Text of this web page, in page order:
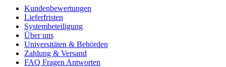
Kundenbewertungen
Lieferfristen
Systembeteiligung
Über uns
Universitäten & Behörden
Zahlung & Versand
FAQ Fragen Antworten